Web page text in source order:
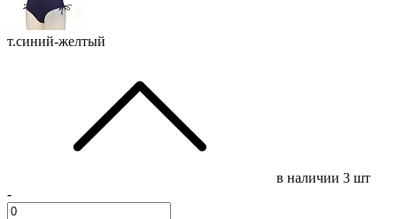
т.синий-желтый
в наличии 3 шт
-